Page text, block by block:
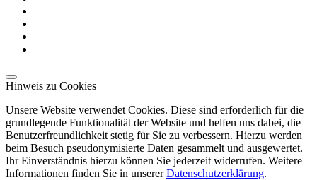
Hinweis zu Cookies
Unsere Website verwendet Cookies. Diese sind erforderlich für die
grundlegende Funktionalität der Website und helfen uns dabei, die
Benutzerfreundlichkeit stetig für Sie zu verbessern. Hierzu werden
beim Besuch pseudonymisierte Daten gesammelt und ausgewertet.
Ihr Einverständnis hierzu können Sie jederzeit widerrufen. Weitere
Informationen finden Sie in unsererDatenschutzerklärung.